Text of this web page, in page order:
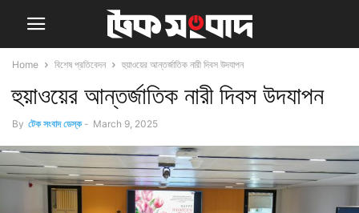
Home বিশেষ প্রতিবেদন হুয়াওয়ের আন্তর্জাতিক নারী দিবস উদযাপন
হুয়াওয়ের আন্তর্জাতিক নারী দিবস উদযাপন
By টেক সংবাদ ডেস্ক - March 9, 2025